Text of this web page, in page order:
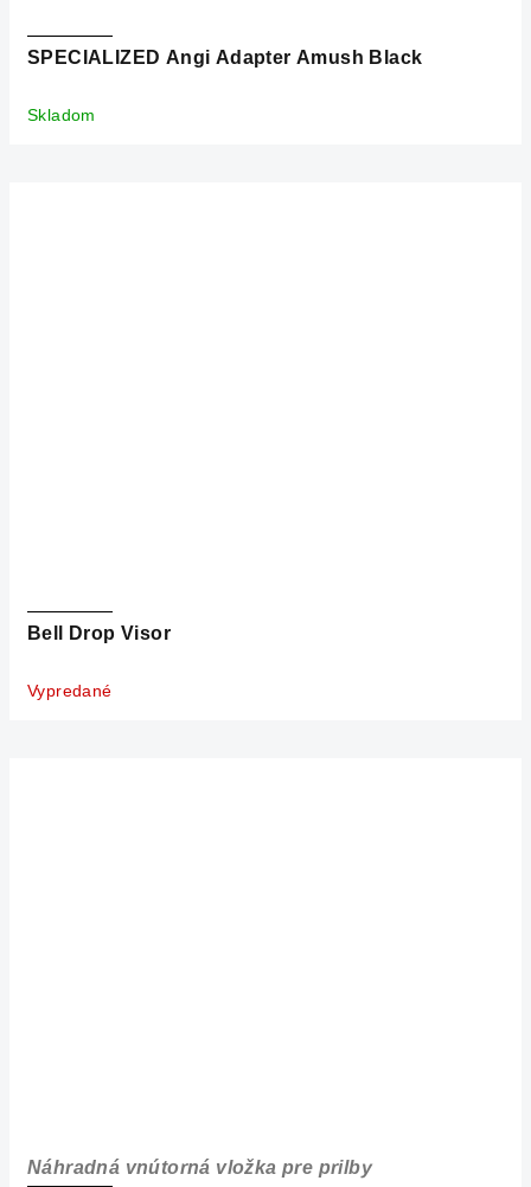
SPECIALIZED Angi Adapter Amush Black
Skladom
Bell Drop Visor
Vypredané
Náhradná vnútorná vložka pre prilby